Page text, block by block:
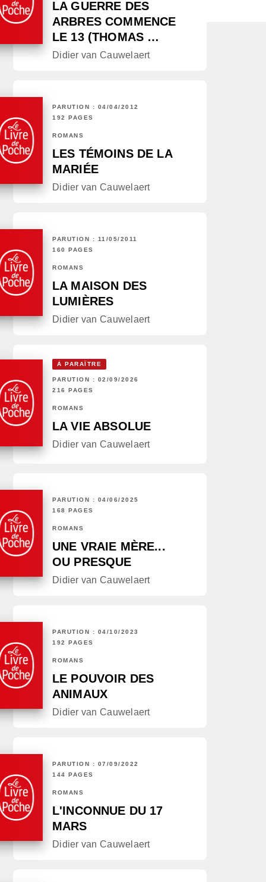
LA GUERRE DES
ARBRES COMMENCE
LE 13 (THOMAS …
Didier van Cauwelaert
PARUTION : 04/04/2012
192 PAGES
ROMANS
LES TÉMOINS DE LA
MARIÉE
Didier van Cauwelaert
PARUTION : 11/05/2011
160 PAGES
ROMANS
LA MAISON DES
LUMIÈRES
Didier van Cauwelaert
À PARAÎTRE
PARUTION : 02/09/2026
216 PAGES
ROMANS
LA VIE ABSOLUE
Didier van Cauwelaert
PARUTION : 04/06/2025
168 PAGES
ROMANS
UNE VRAIE MÈRE...
OU PRESQUE
Didier van Cauwelaert
PARUTION : 04/10/2023
192 PAGES
ROMANS
LE POUVOIR DES
ANIMAUX
Didier van Cauwelaert
PARUTION : 07/09/2022
144 PAGES
ROMANS
L'INCONNUE DU 17
MARS
Didier van Cauwelaert